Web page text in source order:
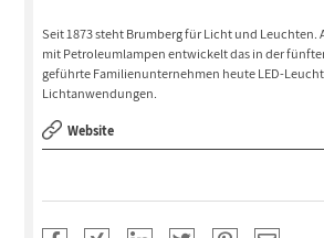
Seit 1873 steht Brumberg für Licht und Leuchten.
mit Petroleumlampen entwickelt das in der
geführte Familienunternehmen heute LED-
Lichtanwendungen.
Website